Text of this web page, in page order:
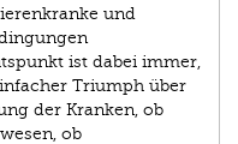
und
ist dabei immer,
Triumph über
der Kranken, ob
ob